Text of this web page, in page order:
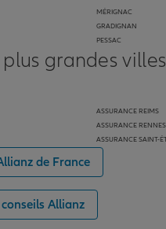
MÉRIGNAC
GRADIGNAN
PESSAC
grandes
ASSURANCE REIMS
ASSURANCE RENNES
ASSURANCE SAINT-
de France
Allianz